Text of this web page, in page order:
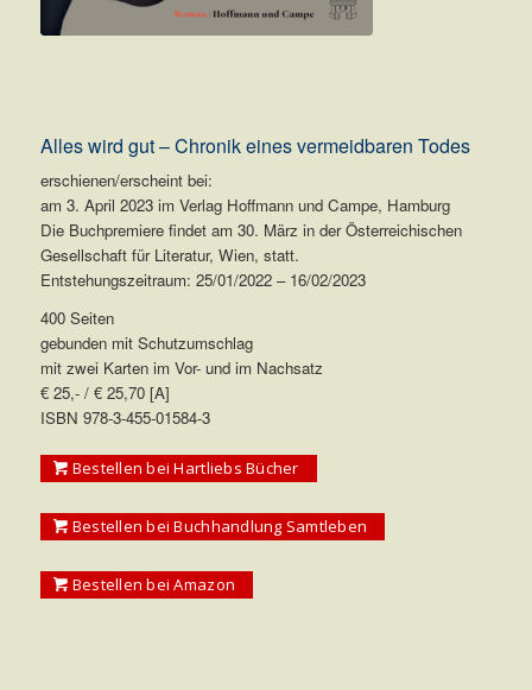
Alles wird gut – Chronik eines vermeidbaren Todes
erschienen/erscheint bei:
am 3. April 2023 im Verlag Hoffmann und Campe, Hamburg
Die Buchpremiere findet am 30. März in der Österreichischen
Gesellschaft für Literatur, Wien, statt.
Entstehungszeitraum: 25/01/2022 – 16/02/2023
400 Seiten
gebunden mit Schutzumschlag
mit zwei Karten im Vor- und im Nachsatz
€ 25,- / € 25,70 [A]
ISBN 978-3-455-01584-3
Bestellen bei Hartliebs Bücher
Bestellen bei Buchhandlung Samtleben
Bestellen bei Amazon